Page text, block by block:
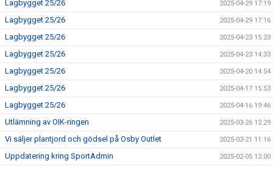
Lagbygget 25/26 2025-04-29 17:19
Lagbygget 25/26 2025-04-29 17:16
Lagbygget 25/26 2025-04-23 15:23
Lagbygget 25/26 2025-04-23 14:33
Lagbygget 25/26 2025-04-20 14:54
Lagbygget 25/26 2025-04-17 15:53
Lagbygget 25/26 2025-04-16 19:46
Utlämning av OIK-ringen 2025-03-26 12:29
Vi säljer plantjord och gödsel på Osby Outlet 2025-03-21 11:16
Uppdatering kring SportAdmin 2025-02-05 12:00